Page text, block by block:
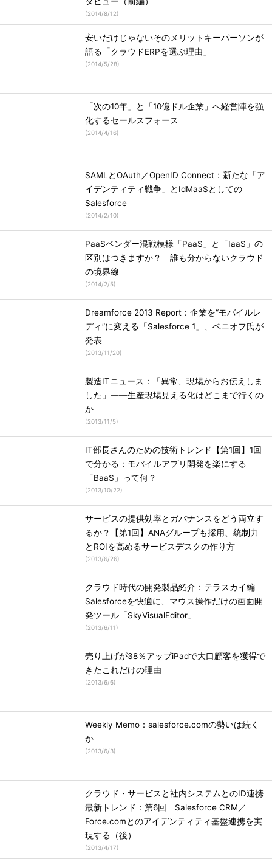
(2014/8/12)
安いだけじゃないそのメリットキーパーソンが
語る「クラウドERPを選ぶ理由」
(2014/5/28)
「次の10年」と「10億ドル企業」へ経営陣を強
化するセールスフォース
(2014/4/16)
SAMLとOAuth／OpenID Connect：新たな「ア
イデンティティ戦争」とIdMaaSとしての
Salesforce
(2014/2/10)
PaaSベンダー混戦模様「PaaS」と「IaaS」の
区別はつきますか？ 誰も分からないクラウド
の境界線
(2014/2/5)
Dreamforce 2013 Report：企業を“モバイルレ
ディ”に変える「Salesforce 1」、ベニオフ氏が
発表
(2013/11/20)
製造ITニュース：「異常、現場からお伝えしま
した」――生産現場見える化はどこまで行くの
か
(2013/11/5)
IT部長さんのための技術トレンド【第1回】1回
で分かる：モバイルアプリ開発を楽にする
「BaaS」って何？
(2013/10/22)
サービスの提供効率とガバナンスをどう両立す
るか？【第1回】ANAグループも採用、統制力
とROIを高めるサービスデスクの作り方
(2013/6/26)
クラウド時代の開発製品紹介：テラスカイ編
Salesforceを快適に、マウス操作だけの画面開
発ツール「SkyVisualEditor」
(2013/6/11)
売り上げが38％アップiPadで大口顧客を獲得で
きたこれだけの理由
(2013/6/6)
Weekly Memo：salesforce.comの勢いは続く
か
(2013/6/3)
クラウド・サービスと社内システムとのID連携
最新トレンド：第6回 Salesforce CRM／
Force.comとのアイデンティティ基盤連携を実
現する（後）
(2013/4/17)